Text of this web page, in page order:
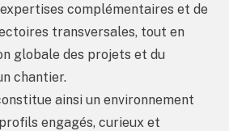
complémentaires et de
transversales, tout en
globale des projets et du
chantier.
ainsi un environnement
engagés, curieux et